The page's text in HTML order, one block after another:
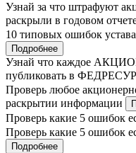
Узнай за что штрафуют
раскрыли в годовом
10 типовых ошибок
Подробнее
Узнай что каждое
публиковать в
Проверь любое
раскрытии информации
Проверь какие 5 ошибок
Проверь какие 5 ошибок
Подробнее